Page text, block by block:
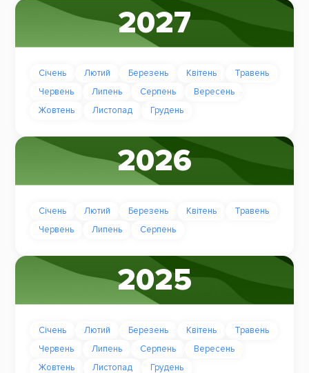
2027
Січень Лютий Березень Квітень
Травень
Червень
Липень Серпень
Вересень
Жовтень
Листопад Грудень
2026
Січень Лютий Березень Квітень
Травень
Червень
Липень Серпень
2025
Січень Лютий Березень Квітень
Травень
Червень
Липень Серпень
Вересень
Жовтень
Листопад Грудень